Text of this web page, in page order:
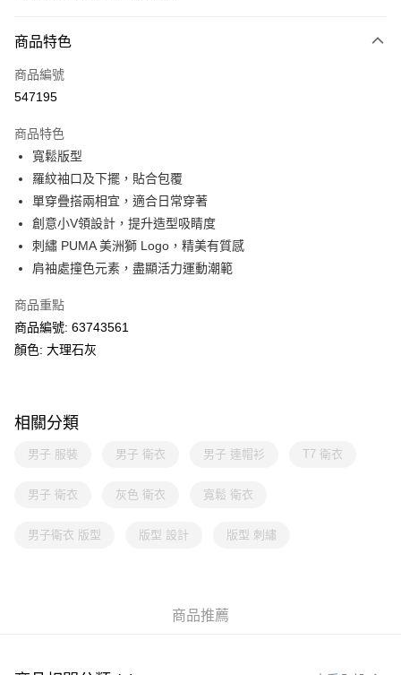
信用卡
線上付款
Alipay, PayMe, WeChat Pay, UnionPay, FPS
送貨方式
單筆訂單淨值滿$399可享免運費優惠
每筆HK$30.00，滿HK$399.00或以上免運費
滿$599可享澳門免運費優惠
商品特色
商品編號
547195
商品特色
寬鬆版型
羅紋袖口及下擺，貼合包覆
單穿疊搭兩相宜，適合日常穿著
創意小V領設計，提升造型吸睛度
刺繡 PUMA 美洲獅 Logo，精美有質感
肩袖處撞色元素，盡顯活力運動潮範
商品重點
商品編號: 63743561
顏色: 大理石灰
相關分類
男子 服裝 男子 衛衣 男子 連帽衫 T7 衛衣
男子 衛衣 灰色 衛衣 寬鬆 衛衣
男子衛衣 版型 版型 設計 版型 刺繡
商品推薦